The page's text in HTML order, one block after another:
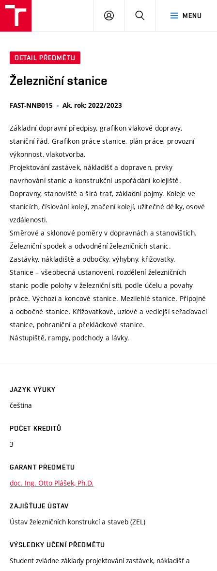
MENU
PŘIHLÁSIT
DETAIL PŘEDMĚTU
Železniční stanice
FAST-NNB015 Ak. rok: 2022/2023
Základní dopravní předpisy, grafikon vlakové dopravy,
staniční řád. Grafikon práce stanice, plán práce, provozní
výkonnost, vlakotvorba.
Projektování zastávek, nákladišť a dopraven, prvky
navrhování stanic a konstrukční uspořádání kolejiště.
Dopravny, stanoviště a širá trať, základní pojmy. Koleje ve
stanicích, číslování kolejí, značení kolejí, užitečné délky, osové
vzdálenosti.
Směrové a sklonové poměry v dopravnách a stanovištích.
Železniční spodek a odvodnění železničních stanic.
Zastávky, nákladiště a odbočky, výhybny, křižovatky.
Stanice – všeobecná ustanovení, rozdělení železničních
stanic podle polohy v železniční síti, podle účelu a povahy
práce. Výchozí a koncové stanice. Mezilehlé stanice. Přípojné
a odbočné stanice. Křižovatkové, uzlové a vedlejší seřaďovací
stanice, pohraniční a překládkové stanice.
Nástupiště, rampy, podchody a lávky.
JAZYK VÝUKY
čeština
POČET KREDITŮ
3
GARANT PŘEDMĚTU
doc. Ing. Otto Plášek, Ph.D.
ZAJIŠŤUJE ÚSTAV
Ústav železničních konstrukcí a staveb (ZEL)
VÝSLEDKY UČENÍ PŘEDMĚTU
Student zvládne základy projektování zastávek, nákladišť a